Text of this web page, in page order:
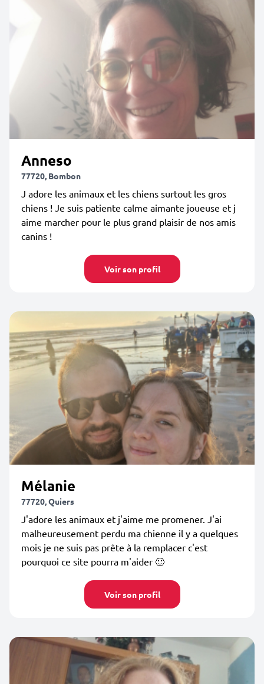
Anneso
77720, Bombon
J adore les animaux et les chiens surtout les gros
chiens ! Je suis patiente calme aimante joueuse et j
aime marcher pour le plus grand plaisir de nos amis
canins !
Voir son profil
Mélanie
77720, Quiers
J'adore les animaux et j'aime me promener. J'ai
malheureusement perdu ma chienne il y a quelques
mois je ne suis pas prête à la remplacer c'est
pourquoi ce site pourra m'aider 🙂
Voir son profil